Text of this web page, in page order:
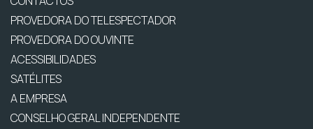
PROVEDORA DO TELESPECTADOR
PROVEDORA DO OUVINTE
ACESSIBILIDADES
SATÉLITES
A EMPRESA
CONSELHO GERAL INDEPENDENTE